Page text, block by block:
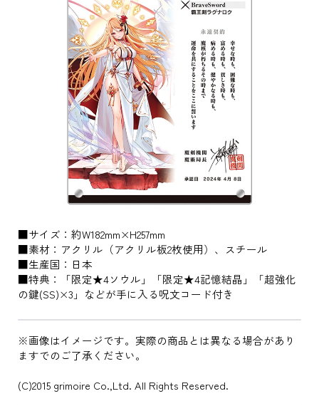
■サイズ：約W182mm×H257mm
■素材：アクリル（アクリル板2枚使用）、スチール
■生産国：日本
■特典：「限定★4ソウル」「限定★4記憶結晶」「超強化
の鍵(SS)×3」などが手に入る呪文コード付き
※画像はイメージです。実際の商品とは異なる場合があり
ますでのご了承ください。
(C)2015 grimoire Co.,Ltd. All Rights Reserved.